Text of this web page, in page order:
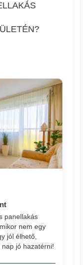
panellakás
nem egy
jól élhető,
jó hazatérni!